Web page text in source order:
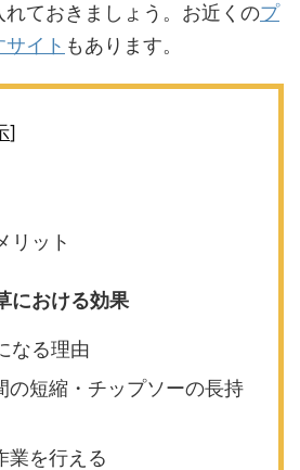
ておきましょう。お近くのプ
イト もあります。
]
リット
における効果
なる理由
の短縮・チップソーの長持
業を行える